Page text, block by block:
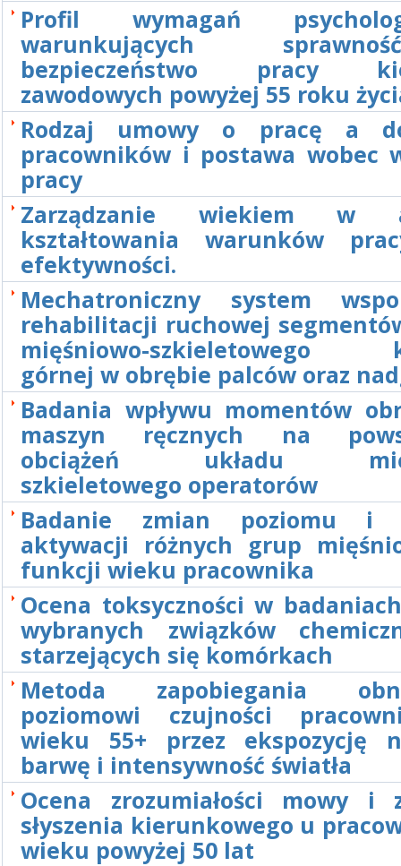
Profil wymagań
warunkujących
bezpieczeństwo pracy
zawodowych powyżej 55 roku
Rodzaj umowy o pracę a
pracowników i postawa wobec
pracy
Zarządzanie wiekiem w
kształtowania warunków
efektywności.
Mechatroniczny system
rehabilitacji ruchowej
mięśniowo-szkieletowego
górnej w obrębie palców oraz
Badania wpływu momentów
maszyn ręcznych na
obciążeń układu
szkieletowego operatorów
Badanie zmian poziomu i
aktywacji różnych grup
funkcji wieku pracownika
Ocena toksyczności w
wybranych związków
starzejących się komórkach
Metoda zapobiegania
poziomowi czujności
wieku 55+ przez ekspozycję
barwę i intensywność światła
Ocena zrozumiałości mowy i
słyszenia kierunkowego u
wieku powyżej 50 lat